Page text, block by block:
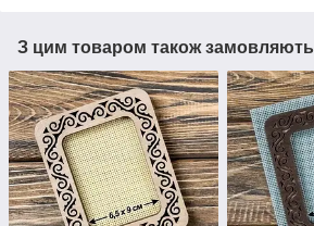
З цим товаром також замовляють